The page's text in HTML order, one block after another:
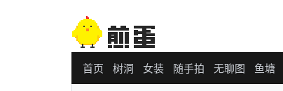
首页 树洞 女装 随手拍 无聊图 鱼塘